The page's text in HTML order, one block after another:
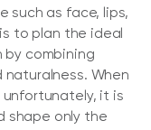
such as face, lips,
to plan the ideal
by combining
naturalness. When
unfortunately, it is
shape only the